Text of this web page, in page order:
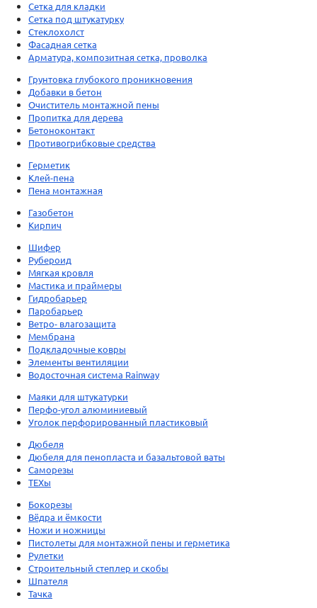
Сетка для кладки
Сетка под штукатурку
Стеклохолст
Фасадная сетка
Арматура, композитная сетка, проволка
Грунтовка глубокого проникновения
Добавки в бетон
Очиститель монтажной пены
Пропитка для дерева
Бетоноконтакт
Противогрибковые средства
Герметик
Клей-пена
Пена монтажная
Газобетон
Кирпич
Шифер
Рубероид
Мягкая кровля
Мастика и праймеры
Гидробарьер
Паробарьер
Ветро- влагозащита
Мембрана
Подкладочные ковры
Элементы вентиляции
Водосточная система Rainway
Маяки для штукатурки
Перфо-угол алюминиевый
Уголок перфорированный пластиковый
Дюбеля
Дюбеля для пенопласта и базальтовой ваты
Саморезы
ТЕХы
Бокорезы
Вёдра и ёмкости
Ножи и ножницы
Пистолеты для монтажной пены и герметика
Рулетки
Строительный степлер и скобы
Шпателя
Тачка